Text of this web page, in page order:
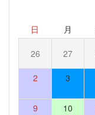
日 月
26 27
2 3
9 10